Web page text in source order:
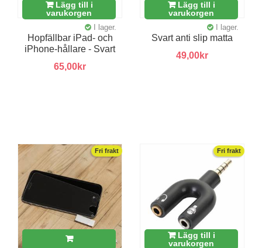
Lägg till i
varukorgen
I lager.
Hopfällbar iPad- och
iPhone-hållare - Svart
65,00kr
Lägg till i
varukorgen
I lager.
Svart anti slip matta
49,00kr
Fri frakt Fri frakt
Lägg till i
varukorgen